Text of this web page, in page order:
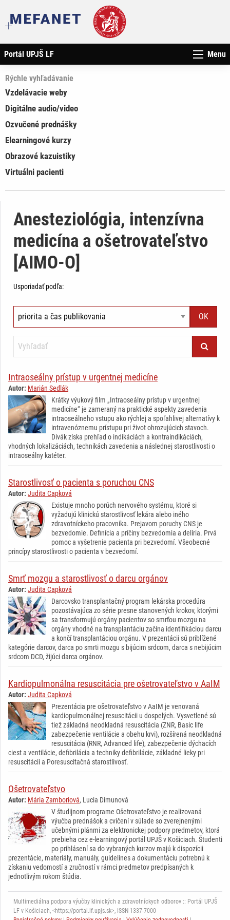
Portál UPJŠ LF Menu
Rýchle vyhľadávanie
Vzdelávacie weby
Digitálne audio/video
Ozvučené prednášky
Elearningové kurzy
Obrazové kazuistiky
Virtuálni pacienti
Anesteziológia, intenzívna
medicína a ošetrovateľstvo
[AIMO-O]
Usporiadať podľa:
Intraoseálny prístup v urgentnej medicíne
Autor: Marián Sedlák
Krátky výukový film „Intraoseálny prístup v urgentnej
medicíne“ je zameraný na praktické aspekty zavedenia
intraoseálneho vstupu ako rýchlej a spoľahlivej alternatívy k
intravenóznemu prístupu pri život ohrozujúcich stavoch.
Divák získa prehľad o indikáciách a kontraindikáciách,
vhodných lokalizáciách, technikách zavedenia a následnej starostlivosti o
intraoseálny katéter.
Starostlivosť o pacienta s poruchou CNS
Autor: Judita Capková
Existuje mnoho porúch nervového systému, ktoré si
vyžadujú klinickú starostlivosť lekára alebo iného
zdravotníckeho pracovníka. Prejavom poruchy CNS je
bezvedomie. Definícia a príčiny bezvedomia a delíria. Prvá
pomoc a vyšetrenie pacienta pri bezvedomí. Všeobecné
princípy starostlivosti o pacienta v bezvedomí.
Smrť mozgu a starostlivosť o darcu orgánov
Autor: Judita Capková
Darcovsko transplantačný program lekárska procedúra
pozostávajúca zo série presne stanovených krokov, ktorými
sa transformujú orgány pacientov so smrťou mozgu na
orgány vhodné na transplantáciu začína identifikáciou darcu
a končí transplantáciou orgánu. V prezentácii sú priblížené
kategórie darcov, darca po smrti mozgu s bijúcim srdcom, darca s nebijúcim
srdcom DCD, žijúci darca orgánov.
Kardiopulmonálna resuscitácia pre ošetrovateľstvo v AaIM
Autor: Judita Capková
Prezentácia pre ošetrovateľstvo v AaIM je venovaná
kardiopulmonálnej resuscitácii u dospelých. Vysvetlené sú
tiež základná neodkladná resuscitácia (ZNR, Basic life
zabezpečenie ventilácie a obehu krvi), rozšírená neodkladná
resuscitácia (RNR, Advanced life), zabezpečenie dýchacích
ciest a ventilácie, defibrilácia a techniky defibrilácie, základné lieky pri
resuscitácii a Poresuscitačná starostlivosť.
Ošetrovateľstvo
Autor: Mária Zamboriová, Lucia Dimunová
V študijnom programe Ošetrovateľstvo je realizovaná
výučba prednášok a cvičení v súlade so zverejnenými
učebnými plánmi za elektronickej podpory predmetov, ktorá
prebieha cez e-learningový portál UPJŠ v Košiciach. Študenti
po prihlásení sa do vybraných kurzov majú k dispozícii
prezentácie, materiály, manuály, guidelines a dokumentáciu potrebnú k
získaniu vedomostí a zručností v rámci predmetov predpísaných k
jednotlivým rokom štúdia.
Multimediálna podpora výučby klinických a zdravotníckych odborov :: Portál UPJŠ
LF v Košiciach, <https://portal.lf.upjs.sk>, ISSN 1337-7000